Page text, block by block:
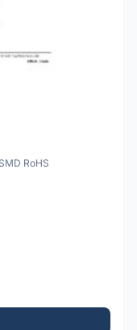
RoHS